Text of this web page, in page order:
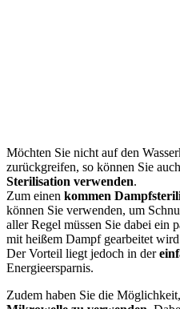
Möchten Sie nicht auf den
zurückgreifen, so können Sie
Sterilisation verwenden.
Zum einen kommen
können Sie verwenden, um
aller Regel müssen Sie dabei ein
mit heißem Dampf gearbeitet
Der Vorteil liegt jedoch in der
Energieersparnis.
Zudem haben Sie die Möglichkeit,